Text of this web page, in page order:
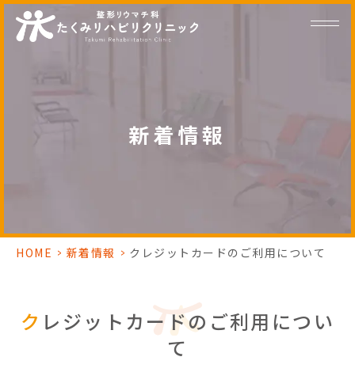
新着情報
HOME > 新着情報 > クレジットカードのご利用について
クレジットカードのご利用につい
て